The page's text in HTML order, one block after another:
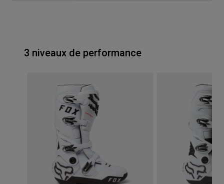
3 niveaux de performance